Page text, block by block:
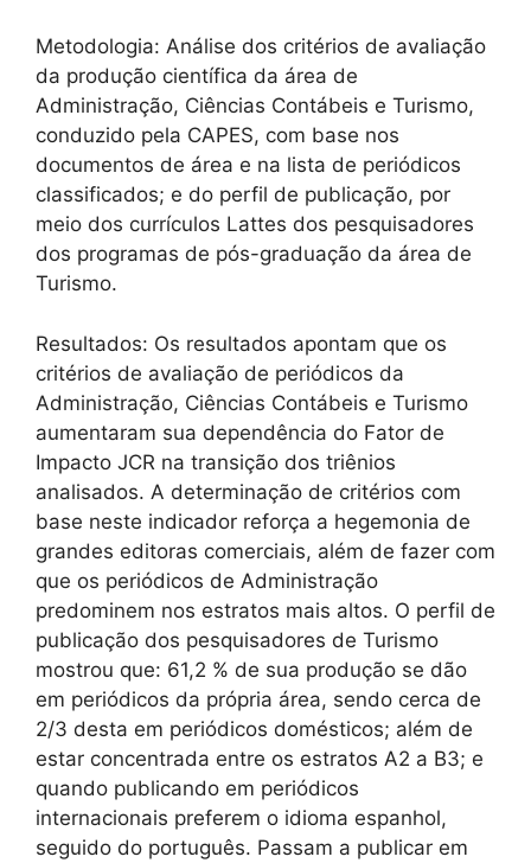
Metodologia: Análise dos critérios de avaliação
da produção científica da área de
Administração, Ciências Contábeis e Turismo,
conduzido pela CAPES, com base nos
documentos de área e na lista de periódicos
classificados; e do perfil de publicação, por
meio dos currículos Lattes dos pesquisadores
dos programas de pós-graduação da área de
Turismo.
Resultados: Os resultados apontam que os
critérios de avaliação de periódicos da
Administração, Ciências Contábeis e Turismo
aumentaram sua dependência do Fator de
Impacto JCR na transição dos triênios
analisados. A determinação de critérios com
base neste indicador reforça a hegemonia de
grandes editoras comerciais, além de fazer com
que os periódicos de Administração
predominem nos estratos mais altos. O perfil de
publicação dos pesquisadores de Turismo
mostrou que: 61,2 % de sua produção se dão
em periódicos da própria área, sendo cerca de
2/3 desta em periódicos domésticos; além de
estar concentrada entre os estratos A2 a B3; e
quando publicando em periódicos
internacionais preferem o idioma espanhol,
seguido do português. Passam a publicar em